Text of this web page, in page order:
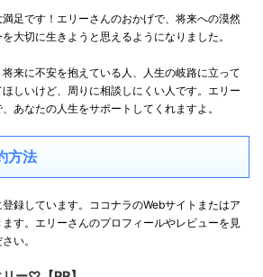
足です！エリーさんのおかげで、将来への漠然
大切に生きようと思えるようになりました。
来に不安を抱えている人、人生の岐路に立って
しいけど、周りに相談しにくい人です。エリー
あなたの人生をサポートしてくれますよ。
方法
録しています。ココナラのWebサイトまたはア
す。エリーさんのプロフィールやレビューを見
い。